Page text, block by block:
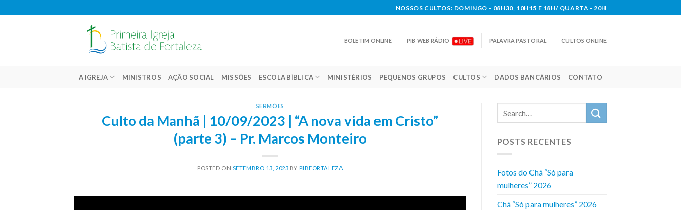
to
NOSSOS CULTOS: DOMINGO - 08H30, 10H15 E 18H/ QUARTA - 20H
BOLETIM ONLINE PIB WEB RÁDIO PALAVRA PASTORAL CULTOS ONLINE
A IGREJA MINISTROS AÇÃO SOCIAL MISSÕES ESCOLA BÍBLICA MINISTÉRIOS PEQUENOS GRUPOS CULTOS DADOS BANCÁRIOS CONTATO
SERMÕES
Culto da Manhã | 10/09/2023 | “A nova vida em Cristo”
(parte 3) – Pr. Marcos Monteiro
POSTED ON SETEMBRO 13, 2023 BY PIBFORTALEZA
POSTS RECENTES
Fotos do Chá “Só para
mulheres” 2026
Chá “Só para mulheres” 2026